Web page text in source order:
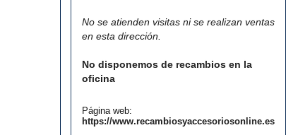
No se atienden visitas ni se realizan ventas
en esta dirección.
No disponemos de recambios en la
oficina
Página web:
https://www.recambiosyaccesoriosonline.es